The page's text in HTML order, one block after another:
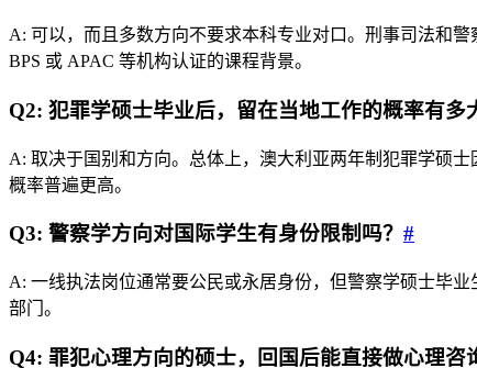
A: 可以，而且多数方向不要求本科专业对口。刑事司法和
BPS 或 APAC 等机构认证的课程背景。
Q2: 犯罪学硕士毕业后，留在当地工作的概率有多
A: 取决于国别和方向。总体上，澳大利亚两年制犯罪学硕
概率普遍更高。
Q3: 警察学方向对国际学生有身份限制吗？ #
A: 一线执法岗位通常要公民或永居身份，但警察学硕士毕
部门。
Q4: 罪犯心理方向的硕士，回国后能直接做心理咨